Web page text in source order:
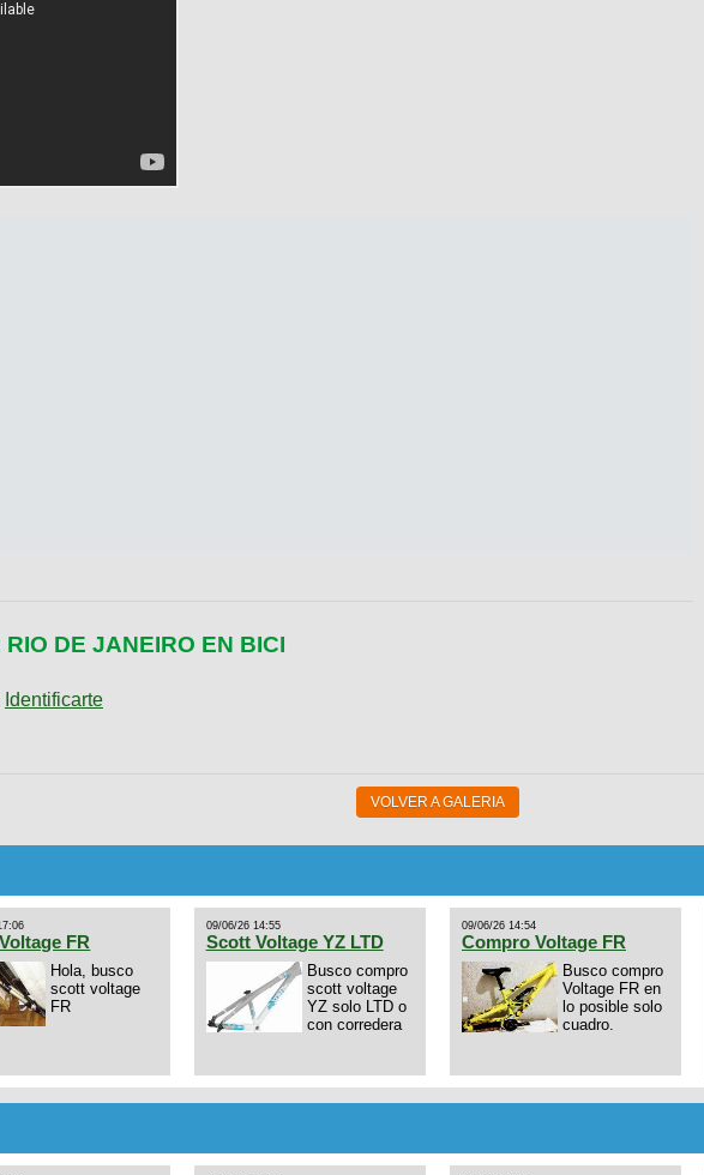
DE JANEIRO EN BICI
Identificarte
VOLVER A GALERIA
FR
Hola, busco
scott voltage
FR
09/06/26 14:55
Scott Voltage YZ LTD
Busco compro
scott voltage
YZ solo LTD o
con corredera
09/06/26 14:54
Compro Voltage FR
Busco compro
Voltage FR en
lo posible solo
cuadro.